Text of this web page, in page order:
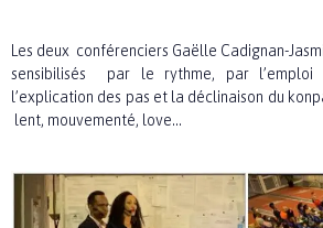
Les deux conférenciers Gaëlle Cadignan-
sensibilisés par le rythme, par l’emploi
l’explication des pas et la déclinaison du
lent, mouvementé, love…